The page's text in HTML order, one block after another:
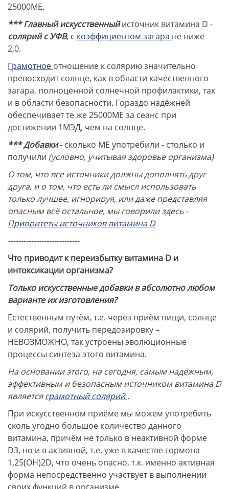
25000МЕ.
*** Главный искусственныйисточник витамина D -
солярий с УФВ, c коэффициентом загара не ниже
2,0.
Грамотное отношение к солярию значительно
превосходит солнце, как в области качественного
загара, полноценной солнечной профилактики, так
и в области безопасности. Гораздо надёжней
обеспечивает те же 25000МЕ за сеанс при
достижении 1МЭД, чем на солнце.
*** Добавки- сколько МЕ употребили - столько и
получили (условно, учитывая здоровье организма)
О том, что все источники должны дополнять друг
друга, и о том, что есть ли смысл использовать
только лучшее, игнорируя, или даже представляя
опасным всё остальное, мы говорили здесь -
Приоритеты источников витамина D
----------------------------
Что приводит к переизбытку витамина D и
интоксикации организма?
Только искусственные добавки в абсолютно любом
варианте их изготовления?
Естественным путём, т.е. через приём пищи, солнце
и солярий, получить передозировку –
НЕВОЗМОЖНО, так устроены эволюционные
процессы синтеза этого витамина.
На основании этого, на сегодня, самым надёжным,
эффективным и безопасным источником витамина D
являетсяграмотный солярий .
При искусственном приёме мы можем употребить
сколь угодно большое количество данного
витамина, причём не только в неактивной форме
D3, но и в активной, т.е. уже в качестве гормона
1,25(ОН)2D, что очень опасно, т.к. именно активная
форма непосредственно участвует в выполнении